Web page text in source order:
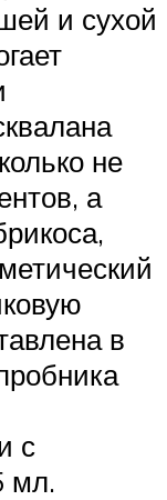
и сухой
не
а
в
с
мл.